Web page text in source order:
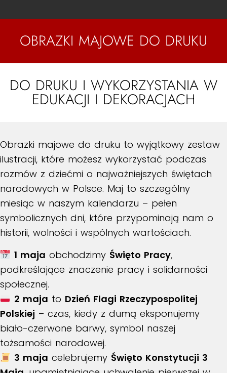
OBRAZKI MAJOWE DO DRUKU
DO DRUKU I WYKORZYSTANIA W
EDUKACJI I DEKORACJACH
Obrazki majowe do druku to wyjątkowy zestaw
ilustracji, które możesz wykorzystać podczas
rozmów z dziećmi o najważniejszych świętach
narodowych w Polsce. Maj to szczególny
miesiąc w naszym kalendarzu – pełen
symbolicznych dni, które przypominają nam o
historii, wolności i wspólnych wartościach.
1 maja obchodzimy Święto Pracy,
podkreślające znaczenie pracy i solidarności
społecznej.
2 maja to Dzień Flagi Rzeczypospolitej
Polskiej – czas, kiedy z dumą eksponujemy
biało-czerwone barwy, symbol naszej
tożsamości narodowej.
3 maja celebrujemy Święto Konstytucji 3